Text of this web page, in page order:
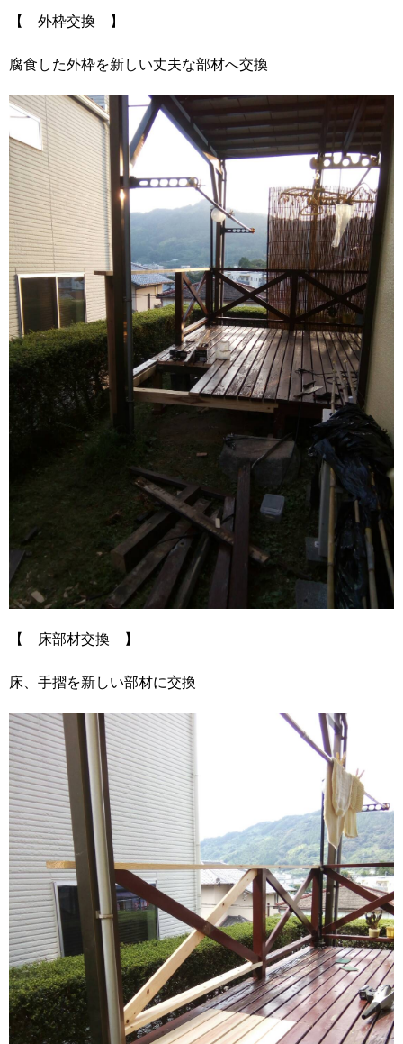
【 外枠交換 】
腐食した外枠を新しい丈夫な部材へ交換
【 床部材交換 】
床、手摺を新しい部材に交換